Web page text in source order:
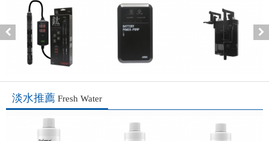
淡水推薦 Fresh Water